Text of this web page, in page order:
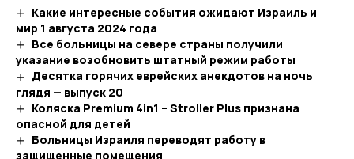
Какие интересные события ожидают Израиль и
мир 1 августа 2024 года
Все больницы на севере страны получили
указание возобновить штатный режим работы
Десятка горячих еврейских анекдотов на ночь
глядя — выпуск 20
Коляска Premium 4in1 – Stroller Plus признана
опасной для детей
Больницы Израиля переводят работу в
защищенные помещения